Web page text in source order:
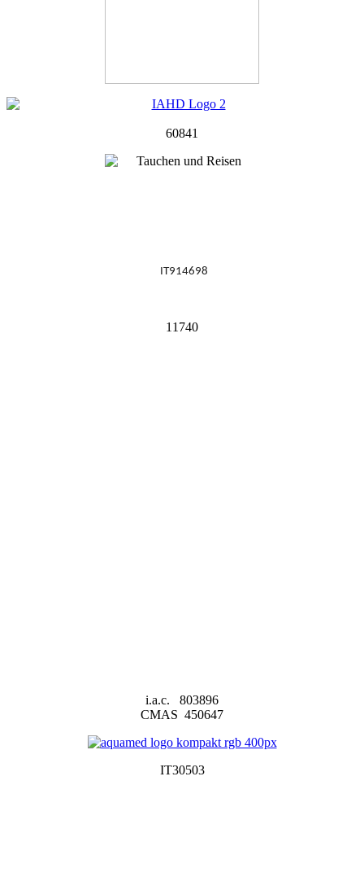
60841
IT914698
11740
i.a.c. 803896
CMAS 450647
IT30503